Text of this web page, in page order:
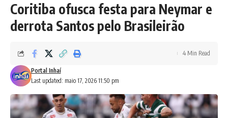
Coritiba ofusca festa para Neymar e
derrota Santos pelo Brasileirão
Last updated: maio 17, 2026 11:50 pm
Portal Inhaí
4 Min Read